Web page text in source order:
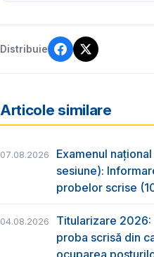
Distribuie
Articole similare
07.08.2026
Examenul
sesiune):
probelor scrise
04.08.2026
Titularizare 2026:
proba scrisă din
ocuparea